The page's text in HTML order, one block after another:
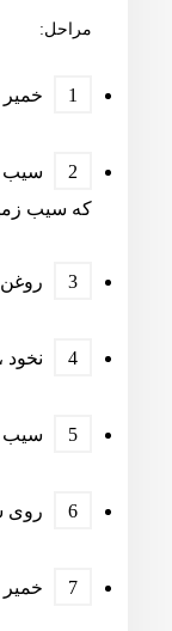
مراحل:
خمیر را
سیب
که سیب
روغن
نخود ،
سیب
روی
خمیر را به 9